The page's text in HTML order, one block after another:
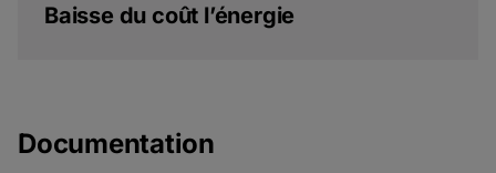
Baisse du coût l’énergie
Documentation